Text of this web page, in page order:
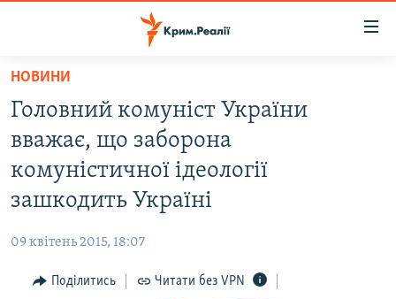
Перейти
основного
матеріалу
до
основної
Перейти
пошуку
ВІДЕО ТА ФОТО
ІНТЕРВ'Ю
НОВИНИ
Головний комуніст України
вважає, що заборона
комуністичної ідеології
зашкодить Україні
09 квітень 2015, 18:07
Поділитись Читати без VPN